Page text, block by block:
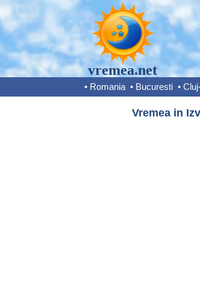
vremea.net
• Romania • Bucuresti •
Vremea in